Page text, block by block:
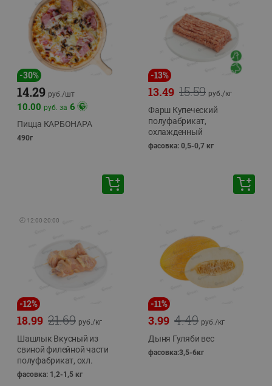
-30%
14.29 руб./шт
10.00 руб. за 6
Пицца КАРБОНАРА
490г
-13%
15.59
13.49 руб./кг
Фарш Купеческий
полуфабрикат,
охлажденный
фасовка: 0,5-0,7 кг
🕘 12:00-20:00
-12%
21.69
18.99 руб./кг
Шашлык Вкусный из
свиной филейной части
полуфабрикат, охл.
фасовка: 1,2-1,5 кг
-11%
4.49
3.99 руб./кг
Дыня Гуляби вес
фасовка:3,5-6кг